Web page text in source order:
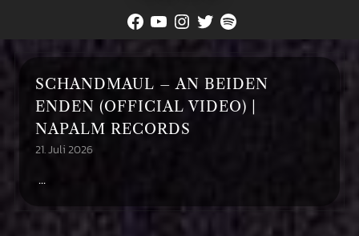
Facebook
YouTube
Instagram
TwitterSpotify
SCHANDMAUL – AN BEIDEN
ENDEN (OFFICIAL VIDEO) |
NAPALM RECORDS
21. Juli 2026
...